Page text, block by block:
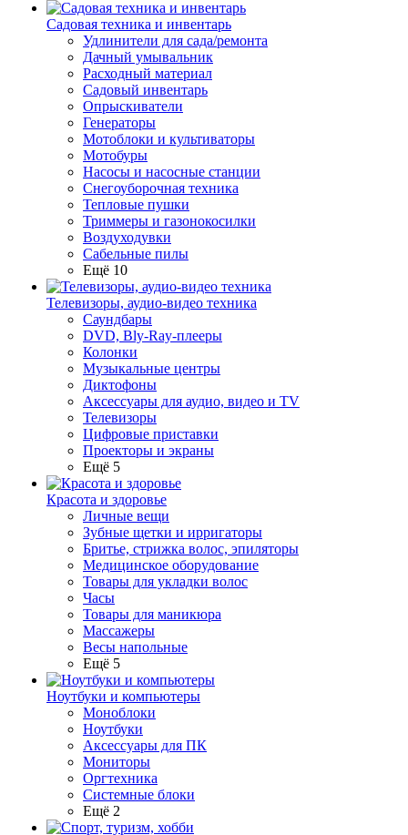
Садовая техника и инвентарь
Удлинители для сада/ремонта
Дачный умывальник
Расходный материал
Садовый инвентарь
Опрыскиватели
Генераторы
Мотоблоки и культиваторы
Мотобуры
Насосы и насосные станции
Снегоуборочная техника
Тепловые пушки
Триммеры и газонокосилки
Воздуходувки
Сабельные пилы
Ещё 10
Телевизоры, аудио-видео техника
Саундбары
DVD, Bly-Ray-плееры
Колонки
Музыкальные центры
Диктофоны
Аксессуары для аудио, видео и TV
Телевизоры
Цифровые приставки
Проекторы и экраны
Ещё 5
Красота и здоровье
Личные вещи
Зубные щетки и ирригаторы
Бритье, стрижка волос, эпиляторы
Медицинское оборудование
Товары для укладки волос
Часы
Товары для маникюра
Массажеры
Весы напольные
Ещё 5
Ноутбуки и компьютеры
Моноблоки
Ноутбуки
Аксессуары для ПК
Мониторы
Оргтехника
Системные блоки
Ещё 2